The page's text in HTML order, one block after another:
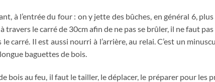
à l’entrée du four : on y jette des bûches, en général 6,
travers le carré de 30cm afin de ne pas se brûler, il ne faut
le carré. Il est aussi nourri à l’arrière, au relai. C’est un
baguettes de bois.
bois au feu, il faut le tailler, le déplacer, le préparer pour les